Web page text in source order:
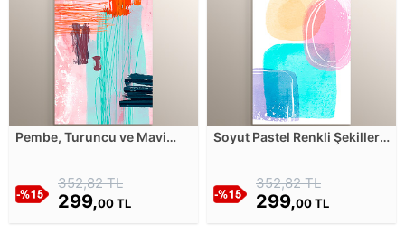
Pembe, Turuncu ve Mavi
Mdf Tablosu352,82 TL
299,00 TL
Soyut Pastel Renkli Şekiller
352,82 TL
299,00 TL